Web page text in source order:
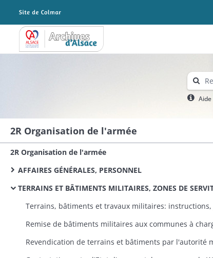
Archives Alsace - Colmar
2R Organisation de l'armée
2R Organisation de l'armée
AFFAIRES GÉNÉRALES, PERSONNEL
TERRAINS ET BÂTIMENTS MILITAIRES, ZONES DE